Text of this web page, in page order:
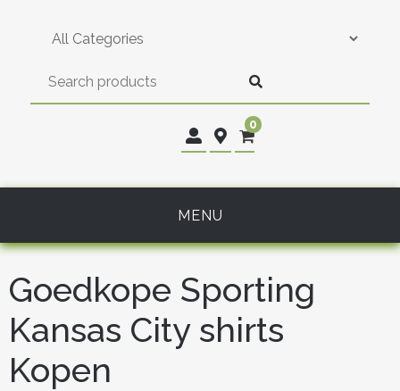
0
MENU
Goedkope Sporting
Kansas City shirts
Kopen